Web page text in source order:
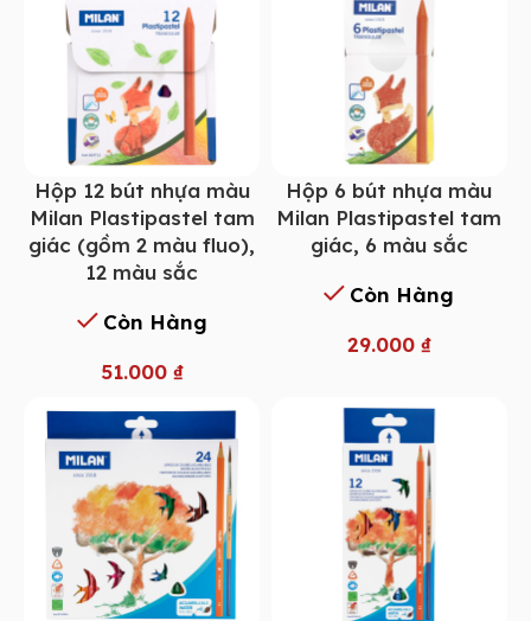
Hộp 12 bút nhựa màu
Milan Plastipastel tam
giác (gồm 2 màu fluo),
12 màu sắc
Còn Hàng
51.000 ₫
Hộp 6 bút nhựa màu
Milan Plastipastel tam
giác, 6 màu sắc
Còn Hàng
29.000 ₫